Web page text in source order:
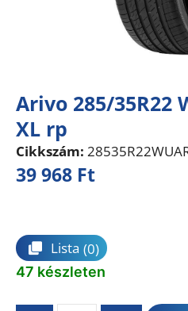
Arivo 285/35R22
XL rp
Cikkszám:
39 968 Ft
Lista (0)
47 készleten